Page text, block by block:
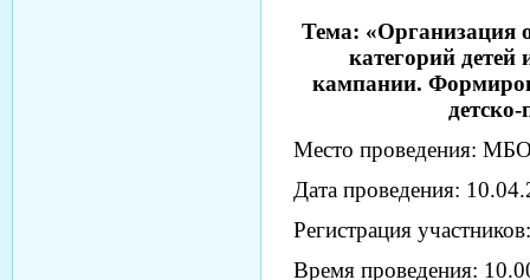
Тема: «Организация
категорий детей
кампании.
Место проведения:
Дата проведения:
Регистрация
Время проведения: